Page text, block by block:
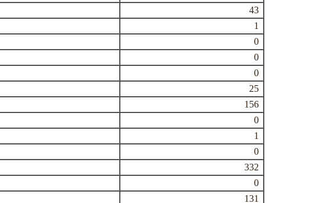
43
1
0
0
0
25
156
0
1
0
332
0
131